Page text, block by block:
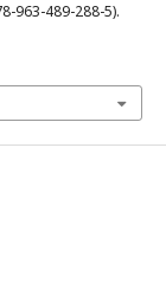
963-489-288-5).